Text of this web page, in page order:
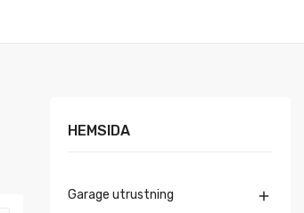
HEMSIDA
Garage utrustning 